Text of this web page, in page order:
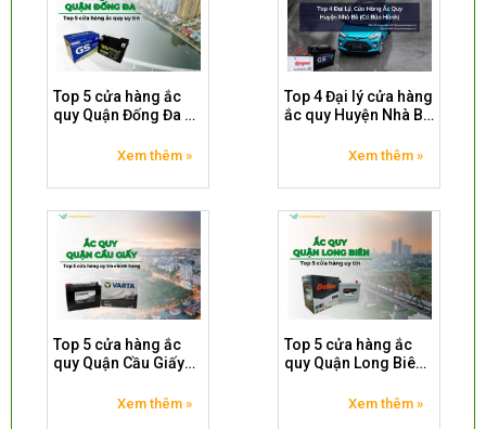
Top 5 cửa hàng ắc
quy Quận Đống Đa uy
Xem thêm »
Top 4 Đại lý cửa hàng
ắc quy Huyện Nhà Bè
Xem thêm »
Top 5 cửa hàng ắc
quy Quận Cầu Giấy
Xem thêm »
Top 5 cửa hàng ắc
quy Quận Long Biên
Xem thêm »